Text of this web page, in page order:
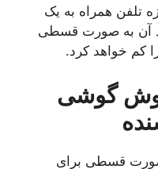
تلفن همراه به یک
آن به صورت قسطی
کم خواهد کرد.
گوشی
قسطی برای